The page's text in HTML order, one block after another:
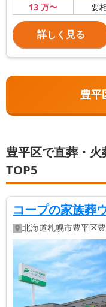
13万〜
要
詳しく見る
豊平
豊平区で直葬・
TOP5
コープの家族葬
北海道札幌市豊平区